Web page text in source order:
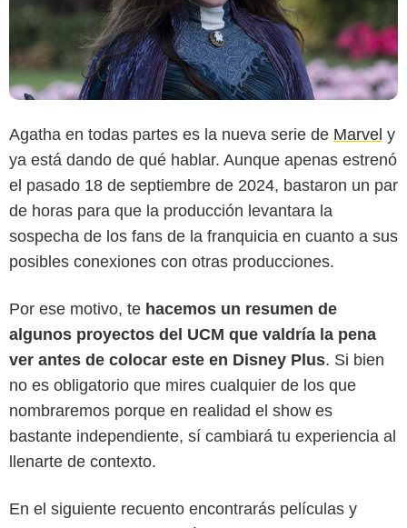
Agatha en todas partes es la nueva serie de Marvel y
ya está dando de qué hablar. Aunque apenas estrenó
el pasado 18 de septiembre de 2024, bastaron un par
de horas para que la producción levantara la
sospecha de los fans de la franquicia en cuanto a sus
posibles conexiones con otras producciones.
Por ese motivo, te hacemos un resumen de
algunos proyectos del UCM que valdría la pena
ver antes de colocar este en Disney Plus. Si bien
no es obligatorio que mires cualquier de los que
nombraremos porque en realidad el show es
bastante independiente, sí cambiará tu experiencia al
llenarte de contexto.
En el siguiente recuento encontrarás películas y